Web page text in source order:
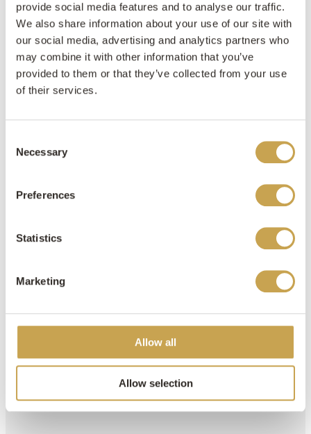
provide social media features and to analyse our traffic.
We also share information about your use of our site with
our social media, advertising and analytics partners who
may combine it with other information that you’ve
provided to them or that they’ve collected from your use
of their services.
Selection
Necessary
Preferences
Statistics
Marketing
Allow all
Allow selection
Kom langs in de showroom van
uur*
afspraak
Contact
E:info@steencentrum-utrecht.nl
T: 030 – 267 16 90